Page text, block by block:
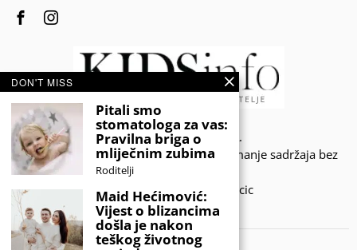
© 2020 - KIDSINFO.BA.
Sva prava zadržana. Zabranjeno preuzimanje sadržaja bez
dozvole izdavača.
Developed by Amar SIjercic
IZAŠAO JE NOVI MAGAZIN!
DON'T MISS
Pitali smo
stomatologa za vas:
Pravilna briga o
mliječnim zubima
Roditelji
Maid Hećimović:
Vijest o blizancima
došla je nakon
teškog životnog